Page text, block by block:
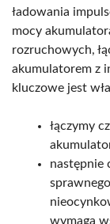
ładowania
mocy
rozruchowych,
akumulatorem z
kluczowe jest
łączymy
następnie
wymaga